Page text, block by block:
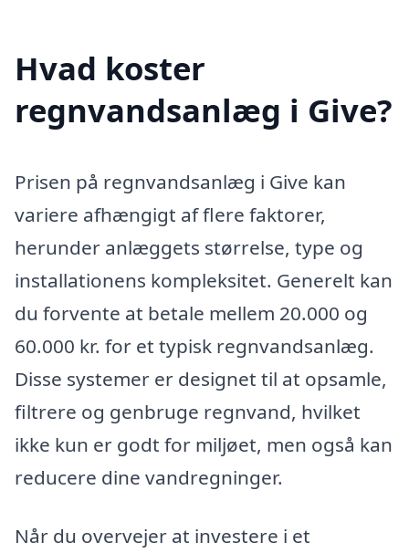
Hvad koster
regnvandsanlæg i Give?
Prisen på regnvandsanlæg i Give kan
variere afhængigt af flere faktorer,
herunder anlæggets størrelse, type og
installationens kompleksitet. Generelt kan
du forvente at betale mellem 20.000 og
60.000 kr. for et typisk regnvandsanlæg.
Disse systemer er designet til at opsamle,
filtrere og genbruge regnvand, hvilket
ikke kun er godt for miljøet, men også kan
reducere dine vandregninger.
Når du overvejer at investere i et